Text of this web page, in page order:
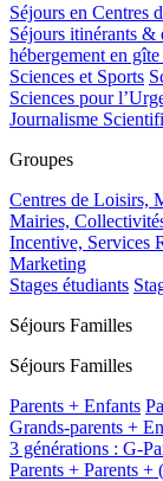
Séjours en Centres
Séjours itinérants &
hébergement en
Sciences et Sports
Sciences pour
Journalisme
Groupes
Centres de Loisirs,
Mairies,
Incentive, Services
Marketing
Stages étudiants
Séjours Familles
Séjours Familles
Parents + Enfants
Grands-parents +
3 générations : G-
Parents + Parents +